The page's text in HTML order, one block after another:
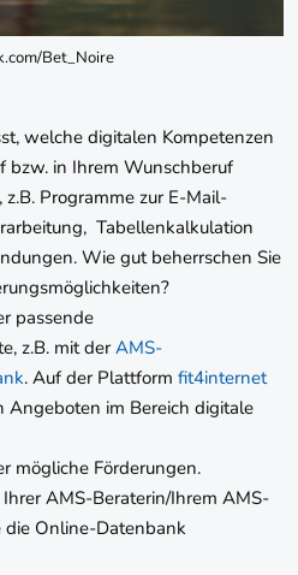
Bet_Noire
welche digitalen Kompetenzen
bzw. in Ihrem Wunschberuf
Programme zur E-Mail-
Tabellenkalkulation
Wie gut beherrschen Sie
passende
z.B. mit derAMS-
. Auf der Plattform fit4internet
Angeboten im Bereich digitale
mögliche Förderungen.
AMS-Beraterin/Ihrem AMS-
die Online-Datenbank